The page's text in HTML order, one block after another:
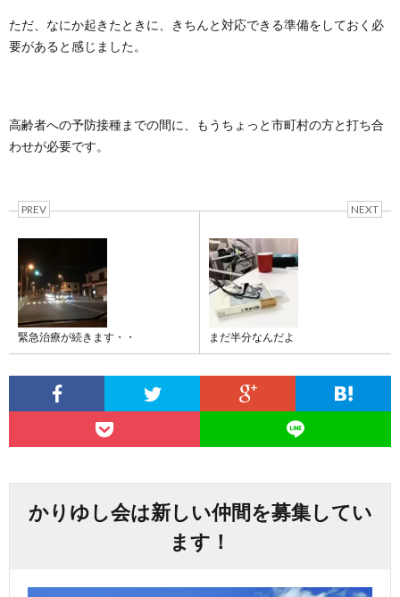
ただ、なにか起きたときに、きちんと対応できる準備をしておく必
要があると感じました。
高齢者への予防接種までの間に、もうちょっと市町村の方と打ち合
わせが必要です。
PREV
緊急治療が続きます・・
NEXT
まだ半分なんだよ
かりゆし会は新しい仲間を募集してい
ます！